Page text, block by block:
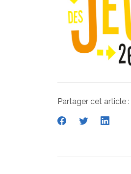
Partager cet article :